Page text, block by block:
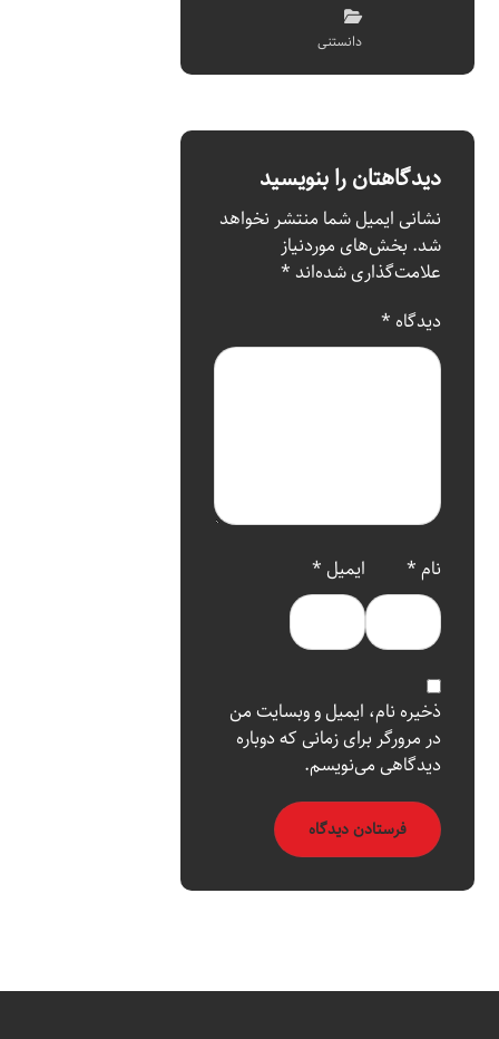
دانستنی
دیدگاهتان را بنویسید
نشانی ایمیل شما منتشر نخواهد
شد. بخش‌های موردنیاز
علامت‌گذاری شده‌اند*
دیدگاه *
نام* ایمیل*
ذخیره نام، ایمیل و وبسایت من
در مرورگر برای زمانی که دوباره
دیدگاهی می‌نویسم.